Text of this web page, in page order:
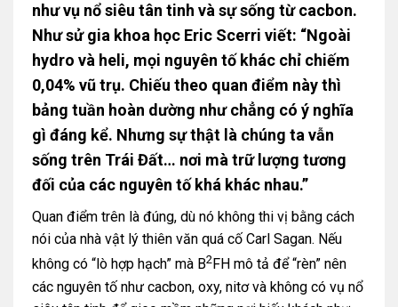
như vụ nổ siêu tân tinh và sự sống từ cacbon.
Như sử gia khoa học Eric Scerri viết: “Ngoài
hydro và heli, mọi nguyên tố khác chỉ chiếm
0,04% vũ trụ. Chiếu theo quan điểm này thì
bảng tuần hoàn dường như chẳng có ý nghĩa
gì đáng kể. Nhưng sự thật là chúng ta vẫn
sống trên Trái Đất… nơi mà trữ lượng tương
đối của các nguyên tố khá khác nhau.”
Quan điểm trên là đúng, dù nó không thi vị bằng cách
nói của nhà vật lý thiên văn quá cố Carl Sagan. Nếu
không có “lò hợp hạch” mà B2FH mô tả để “rèn” nên
các nguyên tố như cacbon, oxy, nitơ và không có vụ nổ